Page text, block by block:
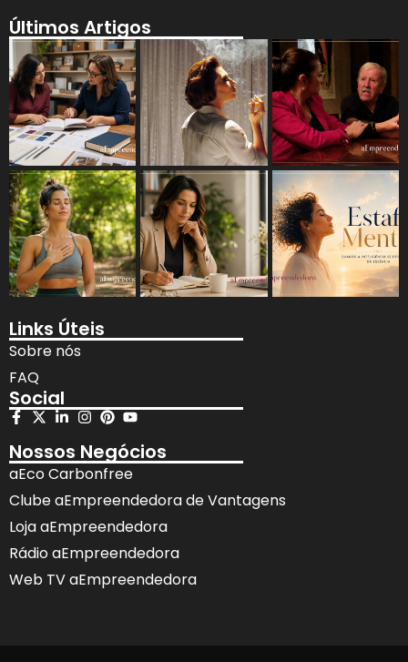
Últimos Artigos
Links Úteis
Sobre nós
FAQ
Social
Nossos Negócios
aEco Carbonfree
Clube aEmpreendedora de Vantagens
Loja aEmpreendedora
Rádio aEmpreendedora
Web TV aEmpreendedora